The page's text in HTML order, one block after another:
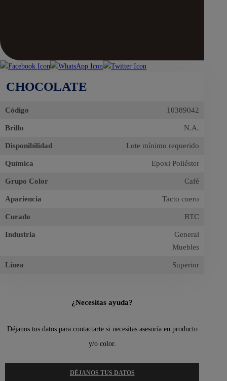
CHOCOLATE
Código 10389042
Brillo N.A.
Disponibilidad Lote mínimo requerido
Química Epoxi Poliéster
Grupo Color Café
Apariencia Tacto cuero
Curado BTC
Industria
General
Muebles
Línea Superior
¿Necesitas ayuda?
Déjanos tus datos para contactarte si necesitas asesoría en producto
y/o color.
DÉJANOS TUS DATOS